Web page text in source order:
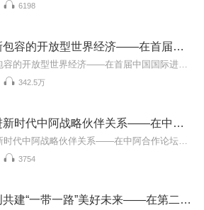
6198
共建创新包容的开放型世界经济——在首届中国国际进口博览会开幕式上的主旨演讲
342.5万
携手推进新时代中阿战略伙伴关系——在中阿合作论坛第八届部长级会议开幕式上的讲话
3754
齐心开创共建“一带一路”美好未来——在第二届“一带一路”国际合作高峰论坛开幕式上的主旨演讲